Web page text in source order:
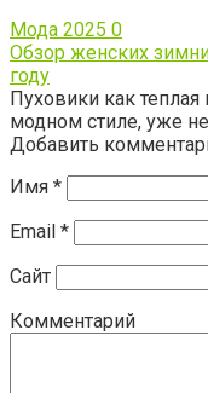
Мода 2025 0
Обзор женских
году
Пуховики как
модном стиле, уже
Добавить
Имя *
Email *
Сайт
Комментарий